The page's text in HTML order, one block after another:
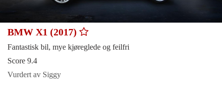
BMW X1 (2017)
Fantastisk bil, mye kjøreglede og feilfri
Score 9.4
Vurdert av Siggy